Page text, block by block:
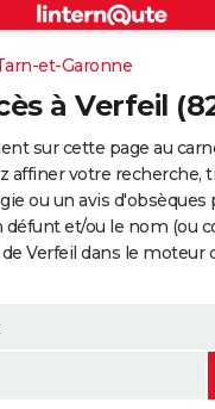
ville
S'inscrire
Connexion
et-Garonne
à Verfeil
sur cette page au
affiner votre recherche,
ou un avis d'obsèques
et/ou le nom (ou
Verfeil dans le moteur